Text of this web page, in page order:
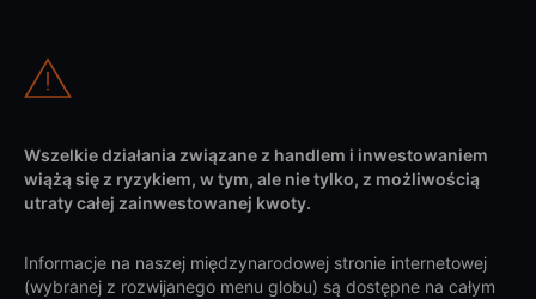
Wszelkie działania związane z handlem i inwestowaniem
wiążą się z ryzykiem, w tym, ale nie tylko, z możliwością
utraty całej zainwestowanej kwoty.
Informacje na naszej międzynarodowej stronie internetowej
(wybranej z rozwijanego menu globu) są dostępne na całym